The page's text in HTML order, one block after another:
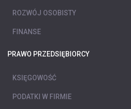
ROZWÓJ OSOBISTY
FINANSE
PRAWO PRZEDSIĘBIORCY
KSIĘGOWOŚĆ
PODATKI W FIRMIE